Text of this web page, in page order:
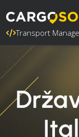
Transport